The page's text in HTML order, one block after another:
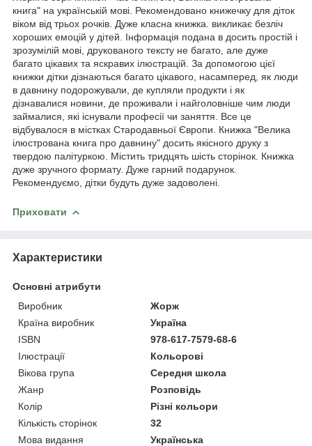
книга" на українській мові. Рекомендовано книжечку для діток
віком від трьох рочків. Дуже класна книжка. викликає безліч
хороших емоцій у дітей. Інформація подана в досить простій і
зрозумілій мові, друкованого тексту не багато, але дуже
багато цікавих та яскравих ілюстрацій. За допомогою цієї
книжки дітки дізнаються багато цікавого, насамперед, як люди
в давнину подорожували, де купляли продукти і як
дізнавалися новини, де проживали і найголовніше чим люди
займалися, які існували професії чи заняття. Все це
відбувалося в містках Стародавньої Європи. Книжка "Велика
ілюстрована книга про давнину" досить якісного друку з
твердою палітуркою. Містить тридцять шість сторінок. Книжка
дуже зручного формату. Дуже гарний подарунок.
Рекомендуємо, дітки будуть дуже задоволені.
Приховати
Характеристики
Основні атрибути
Виробник
Жорж
Країна виробник
Україна
ISBN
978-617-7579-68-6
Ілюстрації
Кольорові
Вікова група
Середня школа
Жанр
Розповідь
Колір
Різні кольори
Кількість сторінок
32
Мова видання
Українська